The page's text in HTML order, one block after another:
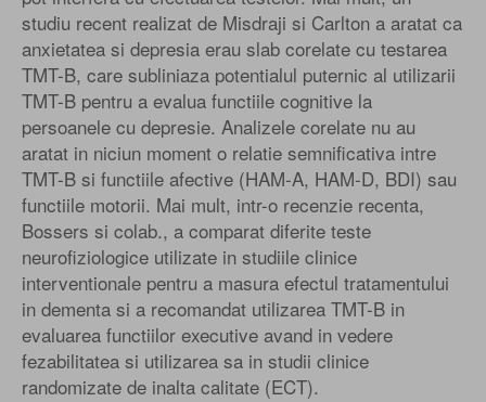
studiu recent realizat de Misdraji si Carlton a aratat ca
anxietatea si depresia erau slab corelate cu testarea
TMT-B, care subliniaza potentialul puternic al utilizarii
TMT-B pentru a evalua functiile cognitive la
persoanele cu depresie. Analizele corelate nu au
aratat in niciun moment o relatie semnificativa intre
TMT-B si functiile afective (HAM-A, HAM-D, BDI) sau
functiile motorii. Mai mult, intr-o recenzie recenta,
Bossers si colab., a comparat diferite teste
neurofiziologice utilizate in studiile clinice
interventionale pentru a masura efectul tratamentului
in dementa si a recomandat utilizarea TMT-B in
evaluarea functiilor executive avand in vedere
fezabilitatea si utilizarea sa in studii clinice
randomizate de inalta calitate (ECT).